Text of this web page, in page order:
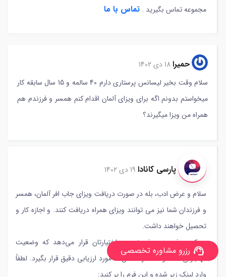
مجموعه تماس بگیرید . تماس با ما
حمیرا18 دی 1402
سلام وقت بخیر لیسانس پرستاری دارم 40 سالمه و 15 سال سابقه کار
میخواستم بدونم اگه برای ویزای آلمان اقدام کنم همسر و فرزندم هم
همراه من ویزا میگیرند؟
پارسی کانادا 19 دی 1402
سلام و عرض ادب، بله در صورت دریافت ویزای جاب افر آلمان، همسر
و فرزندان شما نیز می توانند ویزای همراه دریافت کنند. و اجازه کار و
تحصیل خواهند داشت.
پر کردن فرم زیر، فرصتی در اختیارتان قرار می‌دهد که وضعیت
مهاجرتی شما توسط کارشناسان ما مورد ارزیابی دقیق قرار بگیرد. لطفاً
وارد لینک زیر شده و این فرم را پر کنید:
support_agent رزرو مشاوره تخصصی